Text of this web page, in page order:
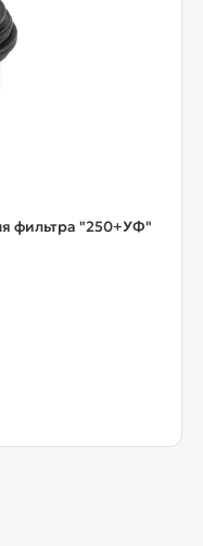
фильтра "250+УФ"